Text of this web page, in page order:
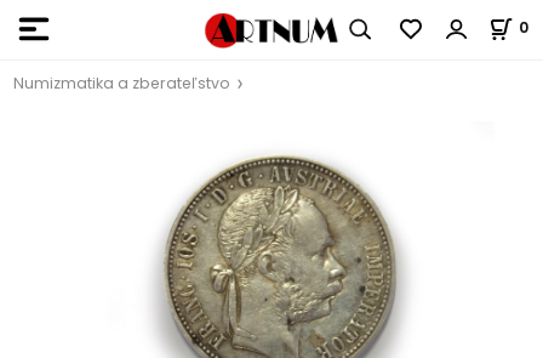
0
Numizmatika a zberateľstvo